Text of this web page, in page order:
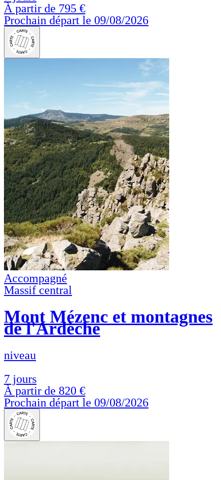
À partir de 795 €
Prochain départ le 09/08/2026
Accompagné
Massif central
Mont Mézenc et montagnes
de l'Ardèche
niveau
7 jours
À partir de 820 €
Prochain départ le 09/08/2026